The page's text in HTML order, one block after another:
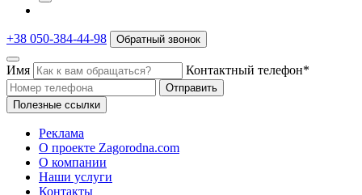
+38 050-384-44-98 Обратный звонок
Имя Контактный телефон*
Отправить
Полезные ссылки
Реклама
О проекте Zagorodna.com
О компании
Наши услуги
Контакты